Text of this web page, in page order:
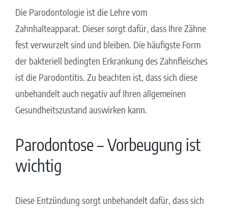
Die Parodontologie ist die Lehre vom
Zahnhalteapparat. Dieser sorgt dafür, dass Ihre Zähne
fest verwurzelt sind und bleiben. Die häufigste Form
der bakteriell bedingten Erkrankung des Zahnfleisches
ist die Parodontitis. Zu beachten ist, dass sich diese
unbehandelt auch negativ auf Ihren allgemeinen
Gesundheitszustand auswirken kann.
Parodontose – Vorbeugung ist
wichtig
Diese Entzündung sorgt unbehandelt dafür, dass sich